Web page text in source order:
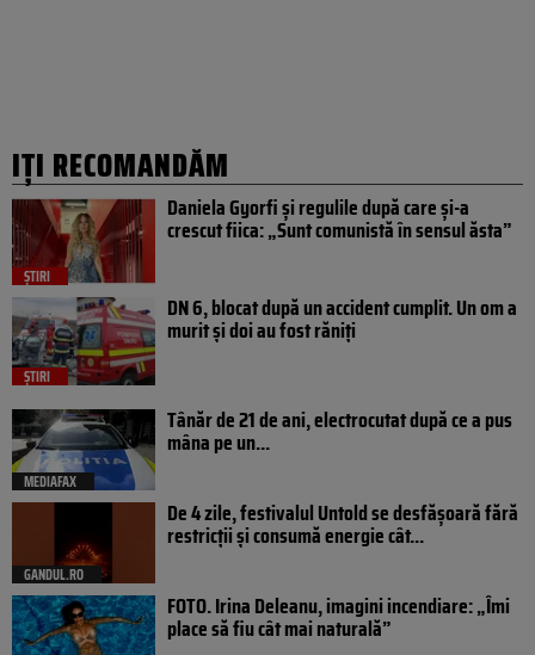
IȚI RECOMANDĂM
ȘTIRI
Daniela Gyorfi și regulile după care și-a
crescut fiica: „Sunt comunistă în sensul ăsta”
ȘTIRI
DN 6, blocat după un accident cumplit. Un om a
murit și doi au fost răniți
MEDIAFAX
Tânăr de 21 de ani, electrocutat după ce a pus
mâna pe un...
GANDUL.RO
De 4 zile, festivalul Untold se desfășoară fără
restricții și consumă energie cât...
FOTO. Irina Deleanu, imagini incendiare: „Îmi
place să fiu cât mai naturală”